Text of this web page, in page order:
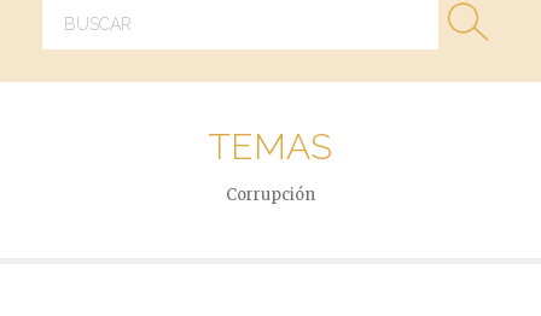
TEMAS
Corrupción